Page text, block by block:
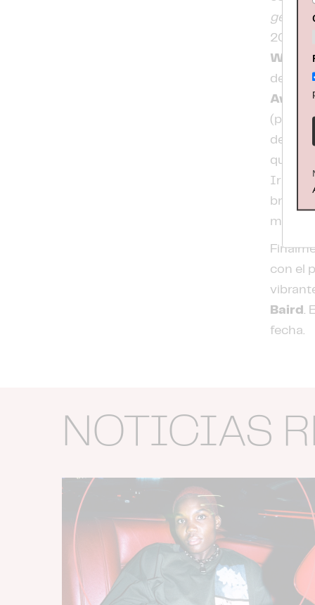
gente
2020
del
(por
de los
que en
mundo
con el
Baird .
fecha.
NOTICIAS